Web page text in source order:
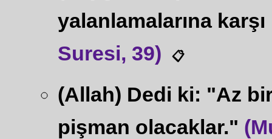
yalanlamalarına
Suresi, 39)
📋
(Allah) Dedi ki: "Az
pişman olacaklar."